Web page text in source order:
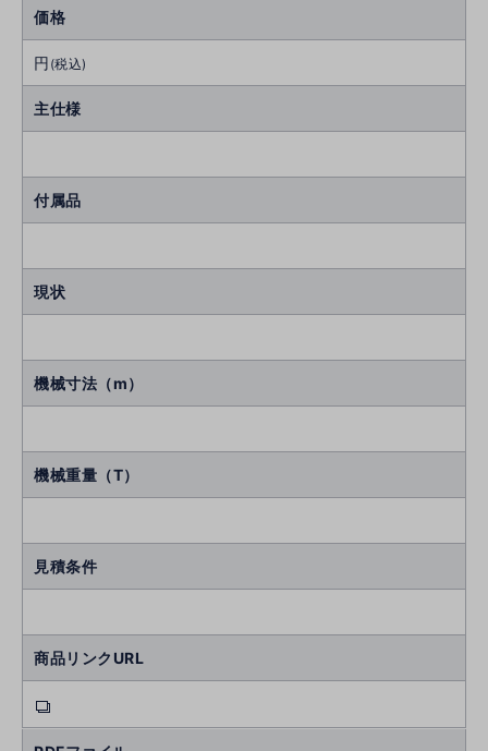
価格
円 (税込)
主仕様
付属品
現状
機械寸法（m）
機械重量（T）
見積条件
商品リンクURL